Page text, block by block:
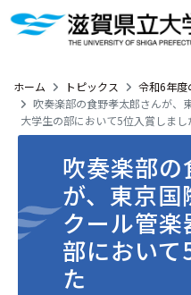
ホーム トピックス
令和6年度
吹奏楽部の食野孝太郎さんが、
大学生の部において5位入賞しまし
吹奏楽部
が、東京国
クール管
部において
た